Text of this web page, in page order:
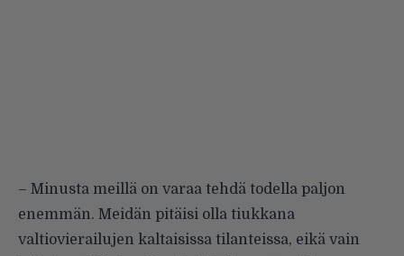
– Minusta meillä on varaa tehdä todella paljon
enemmän. Meidän pitäisi olla tiukkana
valtiovierailujen kaltaisissa tilanteissa, eikä vain